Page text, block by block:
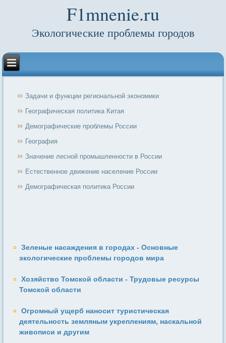
F1mnenie.ru
Экологические проблемы городов
Задачи и функции региональной экономики
Географическая политика Китая
Демографические проблемы России
География
Значение лесной промышленности в России
Естественное движение население России
Демографическая политика России
Зеленые насаждения в городах - Основные
экологические проблемы городов мира
Хозяйство Томской области - Трудовые ресурсы
Томской области
Огромный ущерб наносит туристическая
деятельность земляным укреплениям, наскальной
живописи и другим